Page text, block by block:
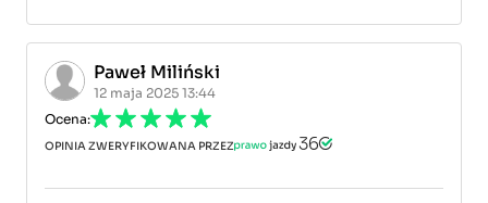
Paweł Miliński
12 maja 2025 13:44
Ocena:
OPINIA ZWERYFIKOWANA PRZEZ